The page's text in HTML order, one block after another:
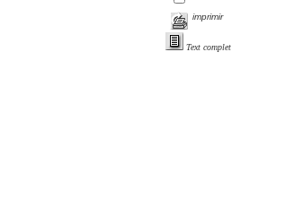
imprimir
Text complet